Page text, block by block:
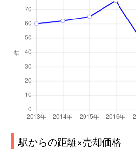
駅からの距離×売却価格